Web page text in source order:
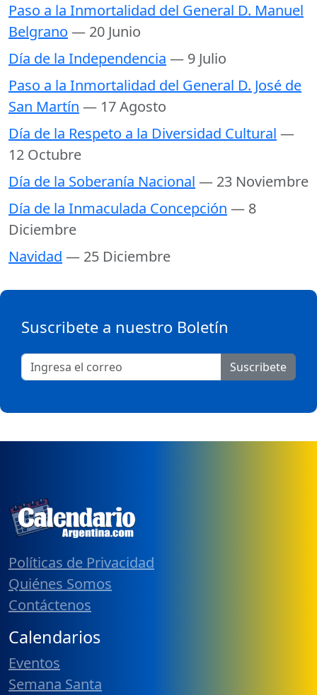
Paso a la Inmortalidad del General D. Manuel
Belgrano — 20 Junio
Día de la Independencia — 9 Julio
Paso a la Inmortalidad del General D. José de
San Martín — 17 Agosto
Día de la Respeto a la Diversidad Cultural —
12 Octubre
Día de la Soberanía Nacional — 23 Noviembre
Día de la Inmaculada Concepción — 8
Diciembre
Navidad — 25 Diciembre
Suscribete a nuestro Boletín
Suscribete
Políticas de Privacidad
Quiénes Somos
Contáctenos
Calendarios
Eventos
Semana Santa